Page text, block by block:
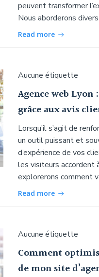
peuvent transformer
Nous aborderons
Read more
Aucune étiquette
Agence web
grâce aux avis
Lorsqu’il s’agit de
un outil puissant et
d’expérience de vos
les visiteurs accordent
explorerons comment
Read more
Aucune étiquette
Comment
de mon site